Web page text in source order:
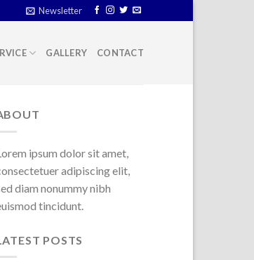
Newsletter
GALLERY CONTACT
ipsum dolor sit amet,
adipiscing elit,
diam nonummy nibh
tincidunt.
POSTS